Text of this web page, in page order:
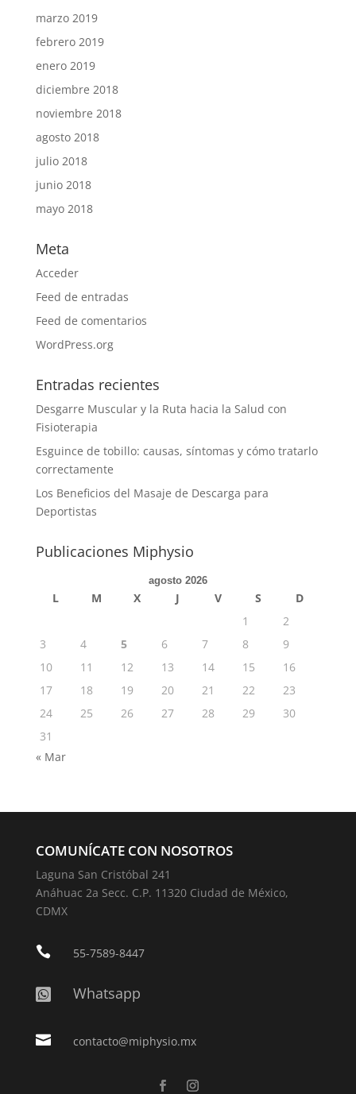
marzo 2019
febrero 2019
enero 2019
diciembre 2018
noviembre 2018
agosto 2018
julio 2018
junio 2018
mayo 2018
Meta
Acceder
Feed de entradas
Feed de comentarios
WordPress.org
Entradas recientes
Desgarre Muscular y la Ruta hacia la Salud con
Fisioterapia
Esguince de tobillo: causas, síntomas y cómo tratarlo
correctamente
Los Beneficios del Masaje de Descarga para
Deportistas
Publicaciones Miphysio
agosto 2026
L M X J V S
D
1
2
3
4 5 6 7 8
9
10
11 12 13 14 15
16
17
18 19 20 21 22
23
24
25 26 27 28 29
30
31
« Mar
COMUNÍCATE CON NOSOTROS
Laguna San Cristóbal 241
Anáhuac 2a Secc. C.P. 11320 Ciudad de México,
CDMX
 55-7589-8447
 Whatsapp
 contacto@miphysio.mx